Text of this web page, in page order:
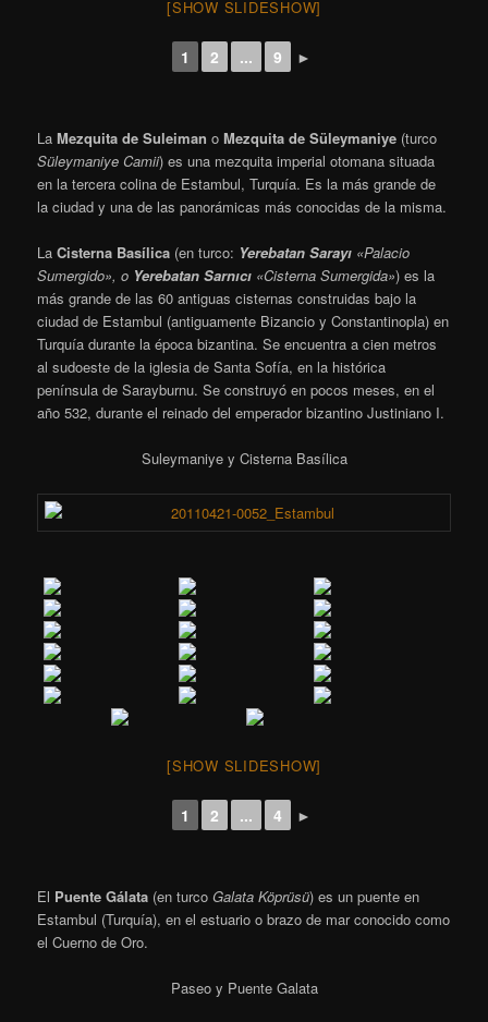
[SHOW SLIDESHOW]
1 2 ... 9 ►
LaMezquita de Suleiman oMezquita de Süleymaniye (turco
Süleymaniye Camii) es una mezquita imperial otomana situada
en la tercera colina de Estambul, Turquía. Es la más grande de
la ciudad y una de las panorámicas más conocidas de la misma.
LaCisterna Basílica (en turco: Yerebatan Sarayı «Palacio
Sumergido», o Yerebatan Sarnıcı «Cisterna Sumergida») es la
más grande de las 60 antiguas cisternas construidas bajo la
ciudad de Estambul (antiguamente Bizancio y Constantinopla) en
Turquía durante la época bizantina. Se encuentra a cien metros
al sudoeste de la iglesia de Santa Sofía, en la histórica
península de Sarayburnu. Se construyó en pocos meses, en el
año 532, durante el reinado del emperador bizantino Justiniano I.
Suleymaniye y Cisterna Basílica
[SHOW SLIDESHOW]
1 2 ... 4 ►
El Puente Gálata (en turcoGalata Köprüsü) es un puente en
Estambul (Turquía), en el estuario o brazo de mar conocido como
el Cuerno de Oro.
Paseo y Puente Galata